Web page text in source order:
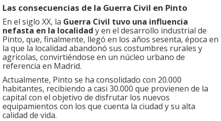
Las consecuencias de la Guerra Civil en Pinto
En el siglo XX, la Guerra Civil tuvo una influencia
nefasta en la localidad y en el desarrollo industrial de
Pinto, que, finalmente, llegó en los años sesenta, época en
la que la localidad abandonó sus costumbres rurales y
agrícolas, convirtiéndose en un núcleo urbano de
referencia en Madrid.
Actualmente, Pinto se ha consolidado con 20.000
habitantes, recibiendo a casi 30.000 que provienen de la
capital con el objetivo de disfrutar los nuevos
equipamientos con los que cuenta la ciudad y su alta
calidad de vida.